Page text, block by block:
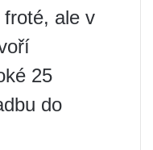
froté, ale v
25
do